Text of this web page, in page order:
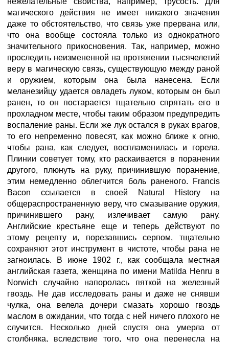
магического действия не имеет никакого значения
даже то обстоятельство, что связь уже прервана или,
что она вообще состояла только из однократного
значительного прикосновения. Так, например, можно
проследить неизмененной на протяжении тысячелетий
веру в магическую связь, существующую между раной
и оружием, которым она была нанесена. Если
меланезийцу удается овладеть луком, которым он был
ранен, то он постарается тщательно спрятать его в
прохладном месте, чтобы таким образом предупредить
воспаление раны. Если же лук остался в руках врагов,
то его непременно повесят, как можно ближе к огню,
чтобы рана, как следует, воспламенилась и горела.
Плинии советует тому, кто раскаивается в поранении
другого, плюнуть на руку, причинившую поранение,
этим немедленно облегчится боль раненого. Francis
Bacon ссылается в своей Natural History на
общераспространенную веру, что смазывание оружия,
причинившего рану, излечивает самую рану.
Английские крестьяне еще и теперь действуют по
этому рецепту и, порезавшись серпом, тщательно
сохраняют этот инструмент в чистоте, чтобы рана не
загноилась. В июне 1902 г., как сообщала местная
английская газета, женщина по имени Matilda Henru в
Norwich случайно напоролась пяткой на железный
гвоздь. Не дав исследовать раны и даже не снявши
чулка, она велела дочери смазать хорошо гвоздь
маслом в ожидании, что тогда с ней ничего плохого не
случится. Несколько дней спустя она умерла от
столбняка, вследствие того, что она перенесла на